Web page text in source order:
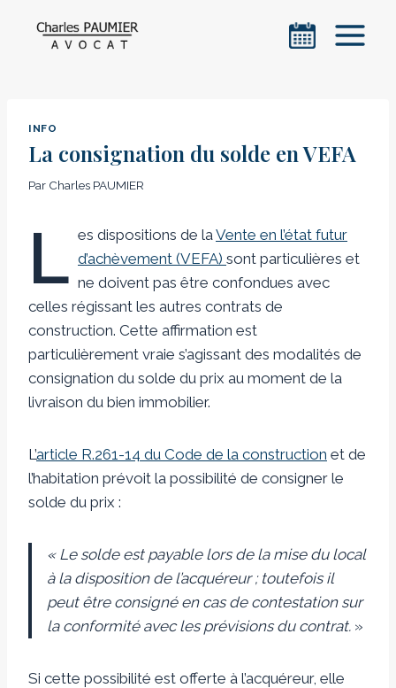
INFO
La consignation du solde en VEFA
Par Charles PAUMIER
L es dispositions de laVente en l’état futur
d’achèvement (VEFA) sont particulières et
ne doivent pas être confondues avec
celles régissant les autres contrats de
construction. Cette affirmation est
particulièrement vraie s’agissant des modalités de
consignation du solde du prix au moment de la
livraison du bien immobilier.
L’article R.261-14 du Code de la construction et de
l’habitation prévoit la possibilité de consigner le
solde du prix :
« Le solde est payable lors de la mise du local
à la disposition de l’acquéreur ; toutefois il
peut être consigné en cas de contestation sur
la conformité avec les prévisions du contrat. »
Si cette possibilité est offerte à l’acquéreur, elle